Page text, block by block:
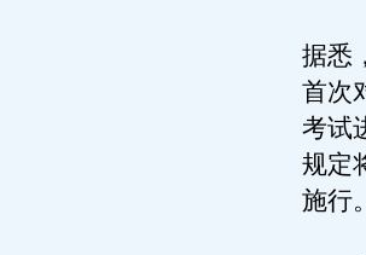
据悉
首次
考试
规定
施行